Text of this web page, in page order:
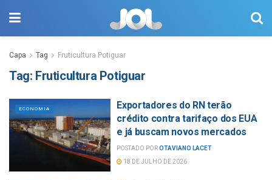
Capa Tag Fruticultura Potiguar
Tag: Fruticultura Potiguar
ECONOMIA
Exportadores do RN terão
crédito contra tarifaço dos EUA
e já buscam novos mercados
POSTADO POROTAVIANO LACET
18 DE JULHO DE 2026